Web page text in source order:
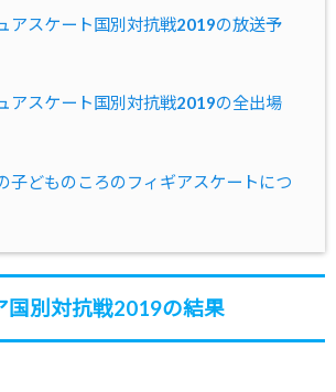
アスケート国別対抗戦2019の放送予
アスケート国別対抗戦2019の全出場
子どものころのフィギアスケートにつ
国別対抗戦2019の結果